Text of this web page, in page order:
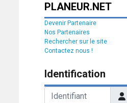
PLANEUR.NET
Devenir Partenaire
Nos Partenaires
Rechercher sur le site
Contactez nous !
Identification
Identifiant